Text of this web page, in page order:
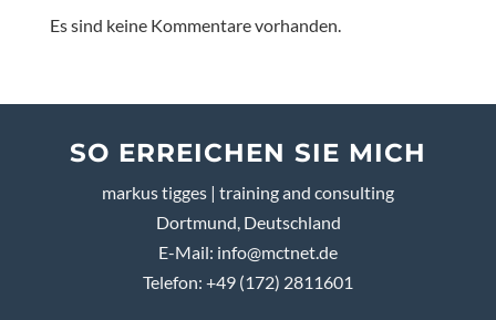
Es sind keine Kommentare vorhanden.
SO ERREICHEN SIE MICH
markus tigges | training and consulting
Dortmund, Deutschland
E-Mail: info@mctnet.de
Telefon: +49 (172) 2811601